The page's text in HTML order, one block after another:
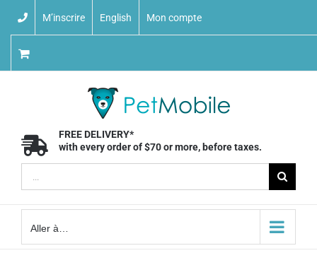
content
M’inscrire English Mon compte
FREE DELIVERY*
with every order of $70 or more, before taxes.
sur
le
site
Aller à…